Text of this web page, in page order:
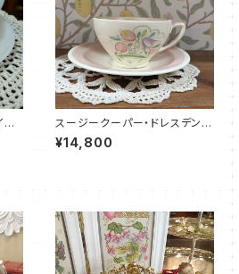
ア
ー
スージークーパー・ドレスデンス
プレイ・C&S（ピンク）SCDR00
86
¥14,800